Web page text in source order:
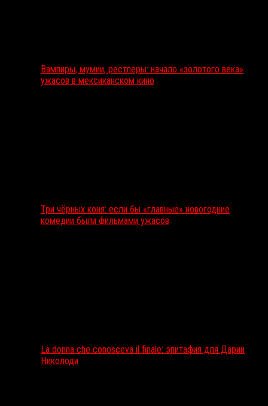
Вампиры, мумии, рестлеры: начало «золотого века»
ужасов в мексиканском кино
Три чёрных коня: если бы «главные» новогодние
комедии были фильмами ужасов
La donna che conosceva il finale: эпитафия для Дарии
Николоди